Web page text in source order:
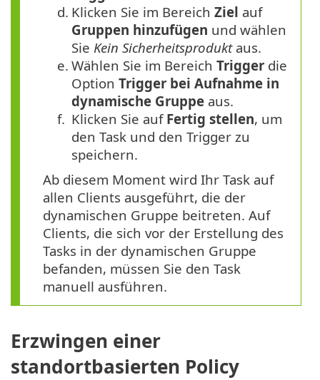
d. Klicken Sie im Bereich Ziel auf
Gruppen hinzufügen und wählen
Sie Kein Sicherheitsproduktaus.
e. Wählen Sie im Bereich Trigger die
Option Trigger bei Aufnahme in
dynamische Gruppe aus.
f. Klicken Sie auf Fertig stellen, um
den Task und den Trigger zu
speichern.
Ab diesem Moment wird Ihr Task auf
allen Clients ausgeführt, die der
dynamischen Gruppe beitreten. Auf
Clients, die sich vor der Erstellung des
Tasks in der dynamischen Gruppe
befanden, müssen Sie den Task
manuell ausführen.
Erzwingen einer
standortbasierten Policy